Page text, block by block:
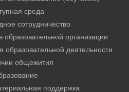
среда
сотрудничество
организации
деятельности
общежития
поддержка